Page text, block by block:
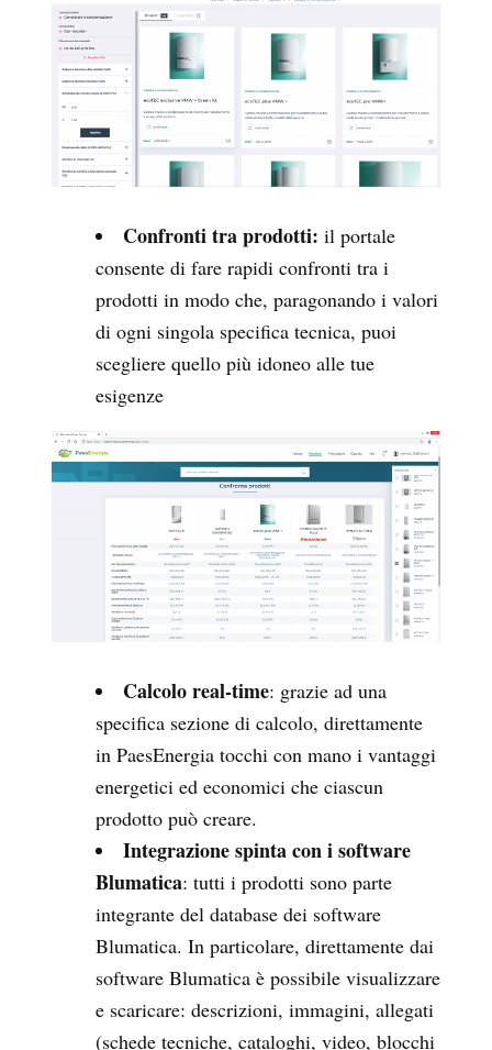
Confronti tra prodotti: il portale
consente di fare rapidi confronti tra i
prodotti in modo che, paragonando i valori
di ogni singola specifica tecnica, puoi
scegliere quello più idoneo alle tue
esigenze
Calcolo real-time: grazie ad una
specifica sezione di calcolo, direttamente
in PaesEnergia tocchi con mano i vantaggi
energetici ed economici che ciascun
prodotto può creare.
Integrazione spinta con i software
Blumatica: tutti i prodotti sono parte
integrante del database dei software
Blumatica. In particolare, direttamente dai
software Blumatica è possibile visualizzare
e scaricare: descrizioni, immagini, allegati
(schede tecniche, cataloghi, video, blocchi